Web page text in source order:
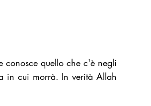
quello che c'è negli
in cui morrà. In verità Allah